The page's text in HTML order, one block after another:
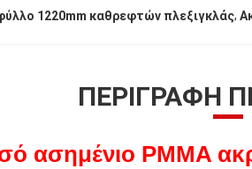
1220mm καθρεφτών πλεξιγκλάς,
ΠΕΡΙΓΡΑΦΉ
ασημένιο PMMA